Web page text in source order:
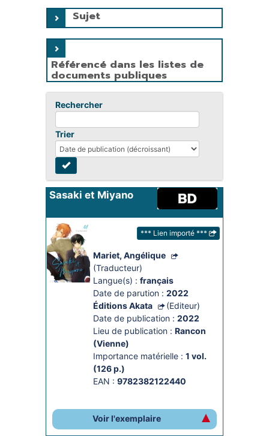
Sujet
Référencé dans les listes de
documents publiques
Rechercher
Trier
Sasaki et Miyano
*** Lien importé ***
Mariet, Angélique
(Traducteur)
Langue(s) : français
Date de parution : 2022
Éditions Akata
(Editeur)
Date de publication : 2022
Lieu de publication : Rancon
(Vienne)
Importance matérielle : 1 vol.
(126 p.)
EAN : 9782382122440
Voir l'exemplaire